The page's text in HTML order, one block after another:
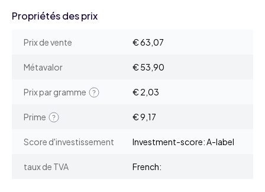
Propriétés des prix
Prix de vente € 63,07
Métavalor € 53,90
Prix par gramme € 2,03
Prime € 9,17
Score d'investissement Investment-score: A-label
taux de TVA French: